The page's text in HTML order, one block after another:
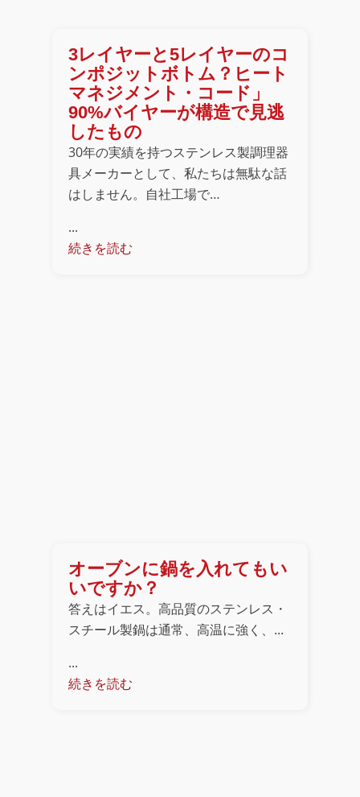
3レイヤーと5レイヤーのコ
ンポジットボトム？ヒート
マネジメント・コード」
90%バイヤーが構造で見逃
したもの
30年の実績を持つステンレス製調理器
具メーカーとして、私たちは無駄な話
はしません。自社工場で…
...
続きを読む
オーブンに鍋を入れてもい
いですか？
答えはイエス。高品質のステンレス・
スチール製鍋は通常、高温に強く、...
...
続きを読む